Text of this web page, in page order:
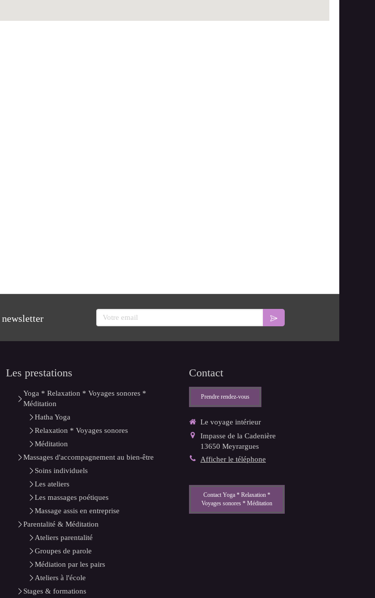
Votre email
Les prestations
Yoga * Relaxation * Voyages sonores *
Méditation
Hatha Yoga
Relaxation * Voyages sonores
Méditation
Massages d'accompagnement au bien-être
Soins individuels
Les ateliers
Les massages poétiques
Massage assis en entreprise
Parentalité & Méditation
Ateliers parentalité
Groupes de parole
Médiation par les pairs
Ateliers à l'école
Stages & formations
Contact
Prendre rendez-vous
Le voyage intérieur
Impasse de la Cadenière
13650 Meyrargues
Afficher le téléphone
Contact Yoga * Relaxation *
Voyages sonores * Méditation